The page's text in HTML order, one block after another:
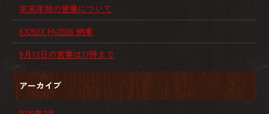
年末年始の営業について
KX250X My2026 納車
9月13日の営業は17時まで
アーカイブ